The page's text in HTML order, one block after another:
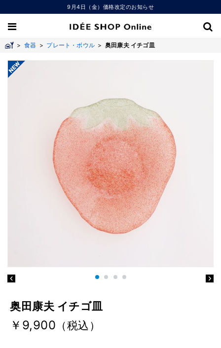
9月4日（金）価格改定のお知らせ
> 食器 > プレート・ボウル >奥田康夫 イチゴ皿
奥田康夫 イチゴ皿
￥9,900 （税込）